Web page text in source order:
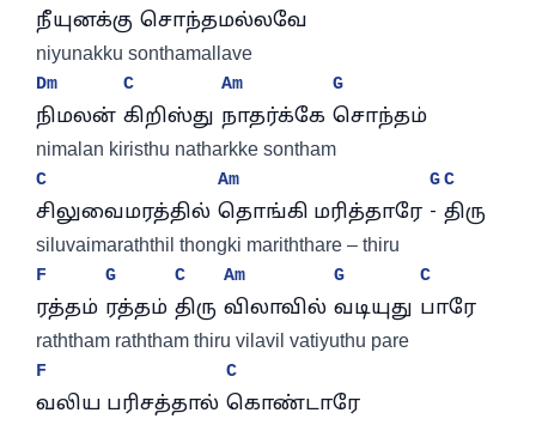
நீயுனக்கு சொந்தமல்லவே
niyunakku sonthamallave
Dm
நிமலன்
C
கிறிஸ்து
Am
நாதர்க்கே
G
சொந்தம்
nimalan kiristhu natharkke sontham
C
சிலுவைமரத்தில்
Am
தொங்கி மரித்தாரே
G
-
C
திரு
siluvaimaraththil thongki mariththare – thiru
F
ரத்தம்
G
ரத்தம்
C
திரு
Am
விலாவில்
G
வடியுது
C
பாரே
raththam raththam thiru vilavil vatiyuthu pare
F
வலிய பரிசத்தால்
C
கொண்டாரே